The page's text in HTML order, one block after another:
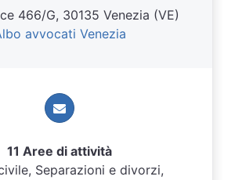
466/G, 30135 Venezia (VE)
avvocati Venezia
11 Aree di attività
Separazioni e divorzi,